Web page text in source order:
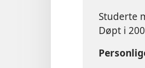
Studerte
Døpt i